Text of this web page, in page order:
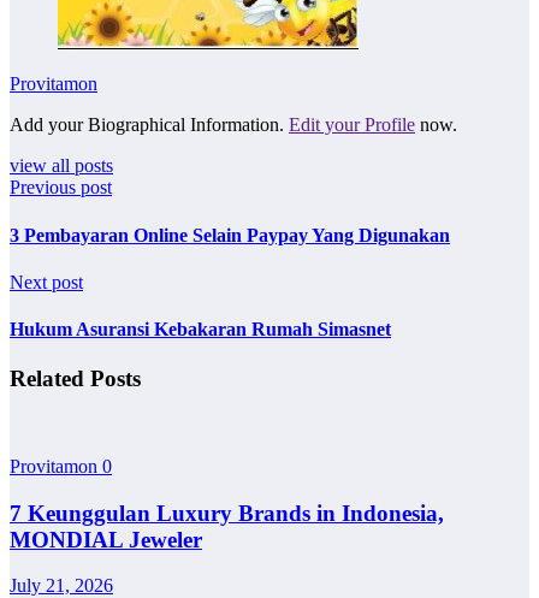
Provitamon
Add your Biographical Information. Edit your Profile now.
view all posts
Previous post
3 Pembayaran Online Selain Paypay Yang Digunakan
Next post
Hukum Asuransi Kebakaran Rumah Simasnet
Related Posts
Provitamon 0
7 Keunggulan Luxury Brands in Indonesia,
MONDIAL Jeweler
July 21, 2026